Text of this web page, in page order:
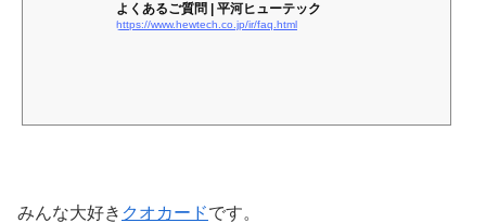
よくあるご質問 | 平河ヒューテック
https://www.hewtech.co.jp/ir/faq.html
みんな大好き クオカードです。